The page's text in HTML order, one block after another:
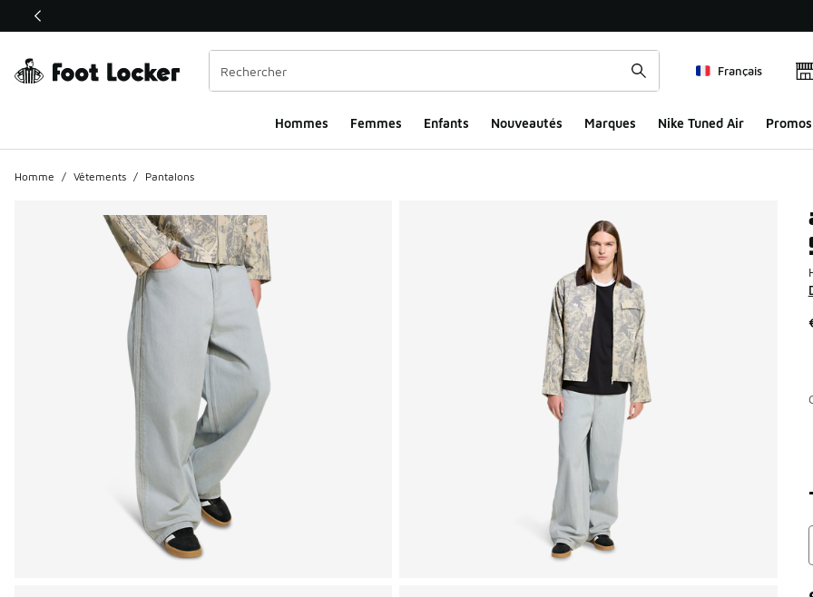
Ce lien ouvrira une nouvelle fenêtre
Français
Hommes​ Femmes Enfants Nouveautés Marques Nike Tuned Air Promos
Homme / Vêtements / Pantalons